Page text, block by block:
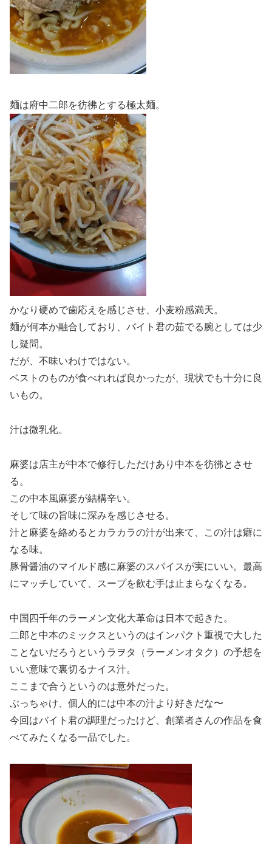
麺は府中二郎を彷彿とする極太麺。
かなり硬めで歯応えを感じさせ、小麦粉感満天。
麺が何本か融合しており、バイト君の茹でる腕としては少
し疑問。
だが、不味いわけではない。
ベストのものが食べれれば良かったが、現状でも十分に良
いもの。
汁は微乳化。
麻婆は店主が中本で修行しただけあり中本を彷彿とさせ
る。
この中本風麻婆が結構辛い。
そして味の旨味に深みを感じさせる。
汁と麻婆を絡めるとカラカラの汁が出来て、この汁は癖に
なる味。
豚骨醤油のマイルド感に麻婆のスパイスが実にいい。最高
にマッチしていて、スープを飲む手は止まらなくなる。
中国四千年のラーメン文化大革命は日本で起きた。
二郎と中本のミックスというのはインパクト重視で大した
ことないだろうというラヲタ（ラーメンオタク）の予想を
いい意味で裏切るナイス汁。
ここまで合うというのは意外だった。
ぶっちゃけ、個人的には中本の汁より好きだな〜
今回はバイト君の調理だったけど、創業者さんの作品を食
べてみたくなる一品でした。